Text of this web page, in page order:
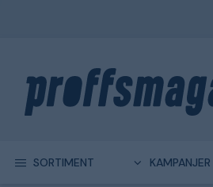
SORTIMENT KAMPANJER